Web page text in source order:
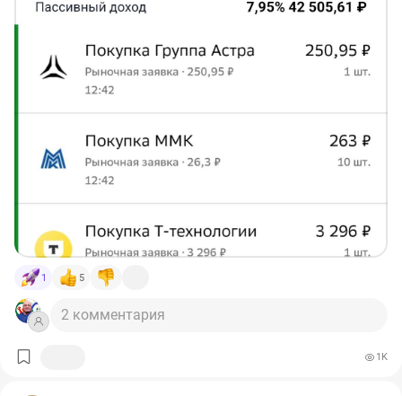
#RU000A10BPN7– 41,92 ₽
#RU000A106UW3– 22,52 ₽
купон Мобильные ТелеСистемы 002P-05
#RU000A1083W0
#RU000A109ZQ8
– 13,73 ₽
купон АФК Система БО-001P-06
#RU000A0JXN21– 52,36 ₽
купон СИБУР Холдинг 001Р-02
#RU000A10A7H3– 28,94 ₽
Добавлены в портфель:
✅ 1 акция Т-Технологии#T
✅ 10 акций ММК
✅ 1 акция Астра
————————————
❗️Не является индивидуальной инвестиционной
рекомендацией.
1 5
2 комментария
1K